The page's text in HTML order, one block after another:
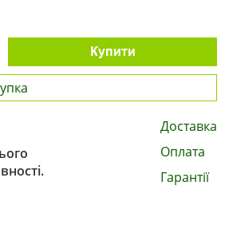
Купити
Доставка
Оплата
Гарантії